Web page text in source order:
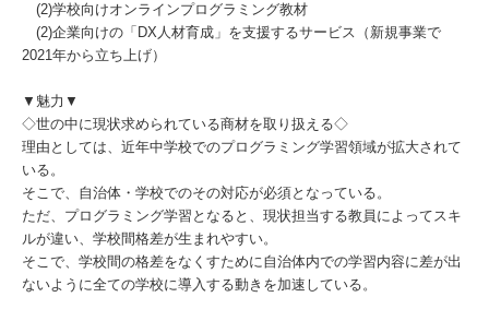
(2)学校向けオンラインプログラミング教材
(2)企業向けの「DX人材育成」を支援するサービス（新規事業で
2021年から立ち上げ）
▼魅力▼
◇世の中に現状求められている商材を取り扱える◇
理由としては、近年中学校でのプログラミング学習領域が拡大されて
いる。
そこで、自治体・学校でのその対応が必須となっている。
ただ、プログラミング学習となると、現状担当する教員によってスキ
ルが違い、学校間格差が生まれやすい。
そこで、学校間の格差をなくすために自治体内での学習内容に差が出
ないように全ての学校に導入する動きを加速している。